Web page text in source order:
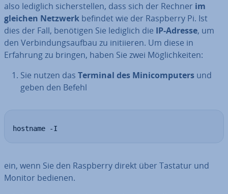
also lediglich si­cher­stel­len, dass sich der Rechner im
gleichen Netzwerk befindet wie der Raspberry Pi. Ist
dies der Fall, benötigen Sie lediglich die IP-Adresse, um
den Ver­bin­dungs­auf­bau zu in­iti­ie­ren. Um diese in
Erfahrung zu bringen, haben Sie zwei Mög­lich­kei­ten:
Sie nutzen das Terminal des Mi­ni­com­pu­ters und
geben den Befehl
hostname -I
ein, wenn Sie den Raspberry direkt über Tastatur und
Monitor bedienen.